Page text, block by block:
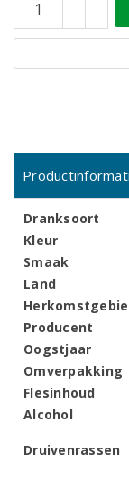
Dranksoort
Kleur
Smaak
Land
Producent
Oogstjaar
Omverpakking
Flesinhoud
Alcohol
Druivenrassen